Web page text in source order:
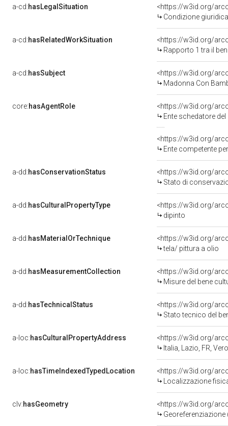
a-cd:hasLegalSituation
<https://w3id.org/
Condizione
a-cd:hasRelatedWorkSituation
<https://w3id.org/
Rapporto 1 tra il
a-cd:hasSubject
<https://w3id.org/
Madonna Con
core:hasAgentRole
<https://w3id.org/
Ente schedatore
<https://w3id.org/
Ente competente per tutela del
a-dd:hasConservationStatus
<https://w3id.org/
Stato di
a-dd:hasCulturalPropertyType
<https://w3id.org/
dipinto
a-dd:hasMaterialOrTechnique
<https://w3id.org/
tela/ pittura a olio
a-dd:hasMeasurementCollection
<https://w3id.org/
Misure del bene
a-dd:hasTechnicalStatus
<https://w3id.org/
Stato tecnico del
a-loc:hasCulturalPropertyAddress
<https://w3id.org/
Italia, Lazio, FR,
a-loc:hasTimeIndexedTypedLocation
<https://w3id.org/
Localizzazione
clv:hasGeometry
<https://w3id.org/